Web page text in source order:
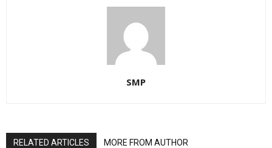
SMP
RELATED ARTICLES MORE FROM AUTHOR